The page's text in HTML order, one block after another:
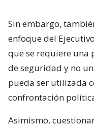
Sin embargo,
enfoque del
que se requiere una
de seguridad y no
pueda ser utilizada
confrontación
Asimismo,